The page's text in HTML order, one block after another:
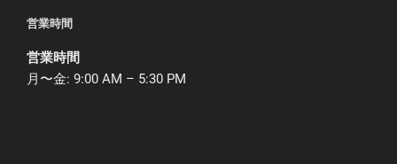
営業時間
営業時間
月〜金: 9:00 AM – 5:30 PM